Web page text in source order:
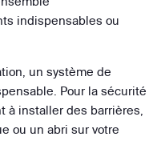
indispensables ou
un système de
Pour la sécurité
à installer des barrières,
ou un abri sur votre